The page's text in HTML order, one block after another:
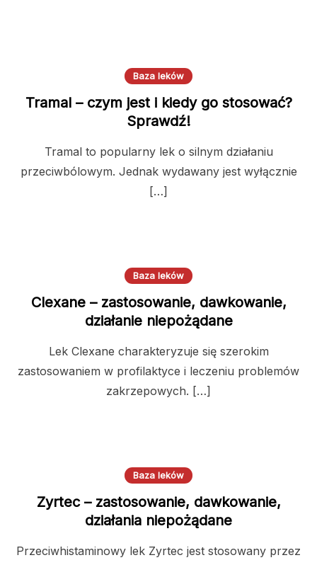
Baza leków
Tramal – czym jest i kiedy go stosować?
Sprawdź!
Tramal to popularny lek o silnym działaniu
przeciwbólowym. Jednak wydawany jest wyłącznie
[…]
Baza leków
Clexane – zastosowanie, dawkowanie,
działanie niepożądane
Lek Clexane charakteryzuje się szerokim
zastosowaniem w profilaktyce i leczeniu problemów
zakrzepowych. […]
Baza leków
Zyrtec – zastosowanie, dawkowanie,
działania niepożądane
Przeciwhistaminowy lek Zyrtec jest stosowany przez